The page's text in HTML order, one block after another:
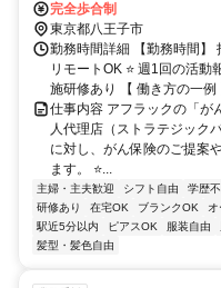
宿」への出社あり
完全歩合制
東京都八王子市
勤務時間詳細 【勤務時間】
リモートOK ⭐ 週1回の活
施研修あり 【 働き方の一
仕事内容 アフラックの「が
人代理店（ストラテジック
に対し、がん保険のご提案
ます。 ⭐...
主婦・主夫歓迎 シフト自由 学歴
研修あり
在宅OK ブランクOK
駅近5分以内
ピアスOK 服装自由
髪型・髪色自由